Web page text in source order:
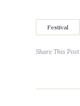
Festival
Share This Post